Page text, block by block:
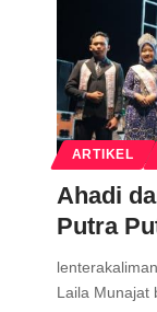
ARTIKEL
Ahadi
Putra
Laila Munajat